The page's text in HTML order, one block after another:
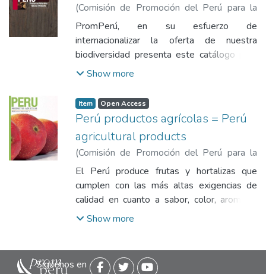
(Comisión de Promoción del Perú para la
Exportación y el Turismo
2010)Comisión
de Promoción del Perú para la Exportación
y el Turismo;
PromPerú, en su esfuerzo de
internacionalizar la oferta de nuestra
biodiversidad presenta este catálogo para
que sirva como herramienta de promoción
mercados promisorios en un marco de
equidad social y sostenibilidad ambiental.
Show more
Item Open Access
Perú productos agrícolas = Perú
agricultural products
(Comisión de Promoción del Perú para la
Exportación y el Turismo ,2009)Comisión
de Promoción del Perú para la Exportación
y el Turismo
El Perú produce frutas y hortalizas que
cumplen con las más altas exigencias de
calidad en cuanto a sabor, color, aroma, y
consistencia. En esta publicación se muestra
cítricos, banano orgánico y aceitunas; entre
las hortalizas destacan los espárragos
Show more
Siguenos en